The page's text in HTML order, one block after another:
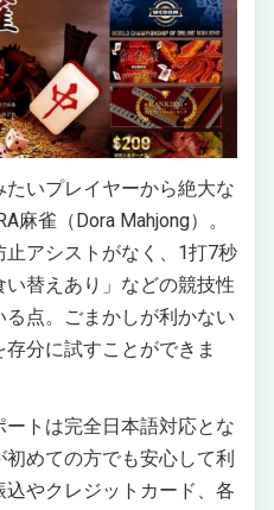
いプレイヤーから絶大な
麻雀（Dora Mahjong）。
アシストがなく、1打7秒
替えあり」などの競技性
点。ごまかしが利かない
分に試すことができま
トは完全日本語対応とな
めての方でも安心して利
やクレジットカード、各